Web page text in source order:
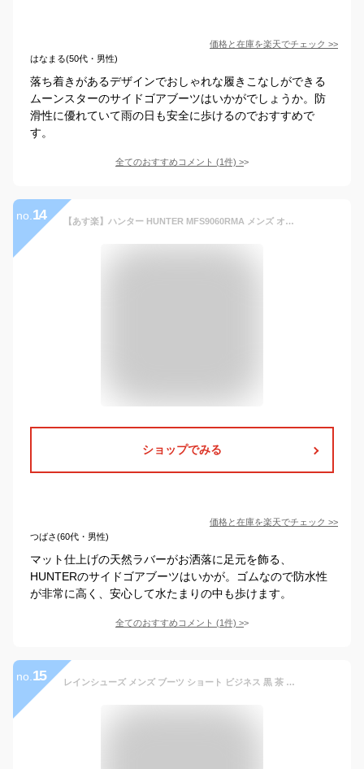
価格と在庫を楽天でチェック >>
はなまる(50代・男性)
落ち着きがあるデザインでおしゃれな履きこなしができる
ムーンスターのサイドゴアブーツはいかがでしょうか。防
滑性に優れていて雨の日も安全に歩けるのでおすすめで
す。
全てのおすすめコメント (1件) >
no. 14 【あす楽】ハンター HUNTER MFS9060RMA メンズ オリジナル リファインド チェルシーブーツ マット 防水 オールシーズン MENS ORIGINAL REFINED CHELSEA
ショップでみる
価格と在庫を楽天でチェック >>
つばさ(60代・男性)
マット仕上げの天然ラバーがお洒落に足元を飾る、
HUNTERのサイドゴアブーツはいかが。ゴムなので防水性
が非常に高く、安心して水たまりの中も歩けます。
全てのおすすめコメント (1件) >
no. 15 レインシューズ メンズ ブーツ ショート ビジネス 黒 茶 革靴風 サイドゴア レインブーツ PVC 3E 防水 防滑 ゴム底 滑らない 履きやすい 通勤 通学 雨 ブラック ブラウン 雨靴 台風 梅雨 おしゃれ No.6324 25-28.5cm デデス 【一部SALE】